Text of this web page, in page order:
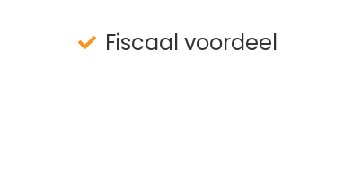
Fiscaal voordeel